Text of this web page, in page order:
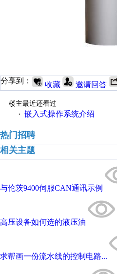
分享到： 收藏 邀请回答
楼主最近还看过
· 嵌入式操作系统介绍
热门招聘
相关主题
与伦茨9400伺服CAN通讯示例
高压设备如何选的液压油
求帮画一份流水线的控制电路...